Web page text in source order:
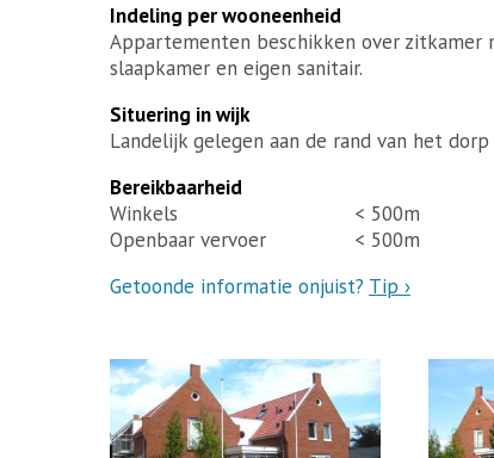
Indeling per wooneenheid
Appartementen beschikken over
slaapkamer en eigen sanitair.
Situering in wijk
Landelijk gelegen aan de rand van het dorp
Bereikbaarheid
Winkels
< 500m
Openbaar vervoer
< 500m
Getoonde informatie onjuist? Tip ›